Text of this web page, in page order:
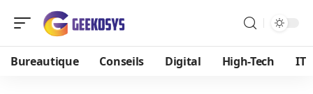
Bureautique Conseils Digital High-Tech IT